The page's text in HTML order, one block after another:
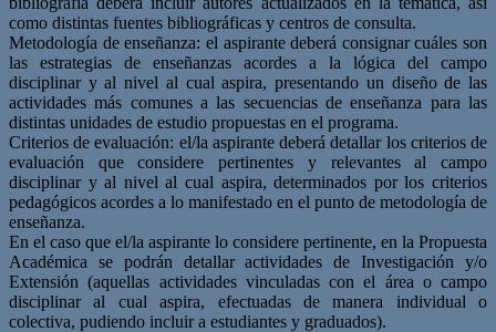
como distintas fuentes bibliográficas y centros de consulta.
Metodología de enseñanza: el aspirante deberá consignar cuáles son
las estrategias de enseñanzas acordes a la lógica del campo
disciplinar y al nivel al cual aspira, presentando un diseño de las
actividades más comunes a las secuencias de enseñanza para las
distintas unidades de estudio propuestas en el programa.
Criterios de evaluación: el/la aspirante deberá detallar los criterios de
evaluación que considere pertinentes y relevantes al campo
disciplinar y al nivel al cual aspira, determinados por los criterios
pedagógicos acordes a lo manifestado en el punto de metodología de
enseñanza.
En el caso que el/la aspirante lo considere pertinente, en la Propuesta
Académica se podrán detallar actividades de Investigación y/o
Extensión (aquellas actividades vinculadas con el área o campo
disciplinar al cual aspira, efectuadas de manera individual o
colectiva, pudiendo incluir a estudiantes y graduados).